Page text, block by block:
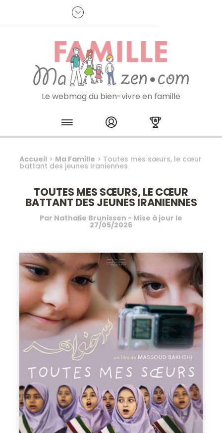
Je m'inscris à la newsletter
Le webmag du bien-vivre en famille
Skip to content
Accueil > Ma Famille > Toutes mes sœurs, le cœur
battant des jeunes Iraniennes
TOUTES MES SŒURS, LE CŒUR
BATTANT DES JEUNES IRANIENNES
Par Nathalie Brunissen - Mise à jour le
27/05/2026
Panneau de gestion des cookies